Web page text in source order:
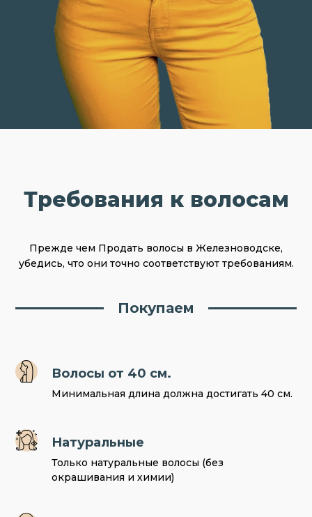
Требования к волосам
Прежде чем Продать волосы в Железноводске,
убедись, что они точно соответствуют требованиям.
Покупаем
Волосы от 40 см.
Минимальная длина должна достигать 40 см.
Натуральные
Только натуральные волосы (без
окрашивания и химии)